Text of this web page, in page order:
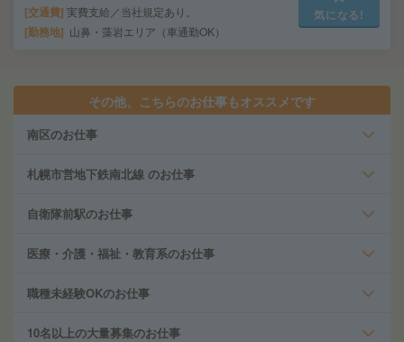
交通費 実費支給／当社規定あり。
勤務地 山鼻・藻岩エリア（車通勤OK）
気になる!
その他、こちらのお仕事もオススメです
南区のお仕事
札幌市営地下鉄南北線 のお仕事
自衛隊前駅のお仕事
医療・介護・福祉・教育系のお仕事
職種未経験OKのお仕事
10名以上の大量募集のお仕事